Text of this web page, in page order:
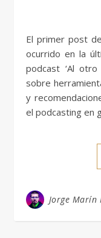
El primer post de diciembre lo dedico a repasar lo
ocurrido en la
podcast ‘Al
sobre
y
el podcasting en
Jorge Marín